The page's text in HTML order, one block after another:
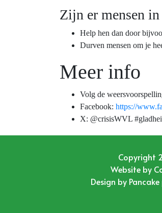
Zijn er mensen
Help hen dan door
Durven mensen om je
Meer info
Volg de
Facebook: https://
X: @crisisWVL
Copyright
Website by
Design by